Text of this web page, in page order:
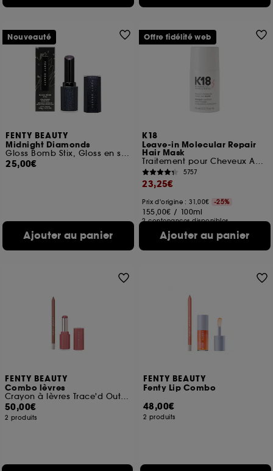
FENTY BEAUTY
Midnight Diamonds
Gloss Bomb Stix, Gloss en stick haute brillance
25,00€
Ajouter au panier
Nouveauté
K18
Leave-in Molecular Repair
Hair Mask
Traitement pour Cheveux Abîmés
5757
23,25€
Prix d'origine : 31,00€ -25%
155,00€ / 100ml
2 contenances disponibles
Ajouter au panier
Offre fidélité web
FENTY BEAUTY
Combo lèvres
Crayon à lèvres Trace'd Out et Gloss Bomb Stix
50,00€
2 produits
FENTY BEAUTY
Fenty Lip Combo
48,00€
2 produits